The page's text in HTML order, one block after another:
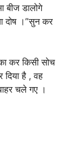
बीज डालोगे
दोष ।”सुन कर
कर किसी सोच
दिया है , वह
चले गए ।